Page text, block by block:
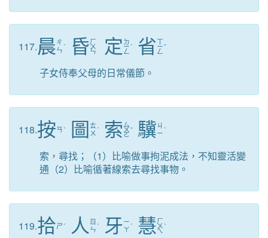
117.晨ㄔ
ㄣ ˊ 昏ㄏ
ㄨ
ㄣ 定 ㄉ
ㄧ
ㄥ
ˋ 省 ㄒ
ㄧ
ㄥ
ˇ
子女侍奉父母的日常儀節。
118.按ㄢˋ 圖 ㄊ
ㄨ ˊ 索 ㄙ
ㄨ
ㄛ
ˇ 驥 ㄐ
ㄧˋ
索，尋找；（1）比喻做事拘泥成法，不知靈活變
通（2）比喻循著線索去尋找事物。
119.拾ㄕ ˊ 人 ㄖ
ㄣ ˊ 牙 ㄧ
ㄚ ˊ 慧ㄏ
ㄨ
ㄟ
ˋ